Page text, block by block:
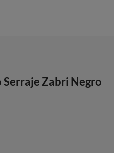
Zabri Negro